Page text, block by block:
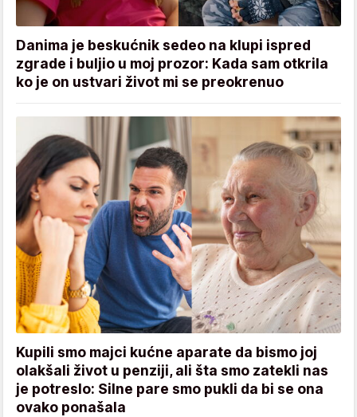
Danima je beskućnik sedeo na klupi ispred
zgrade i buljio u moj prozor: Kada sam otkrila
ko je on ustvari život mi se preokrenuo
Kupili smo majci kućne aparate da bismo joj
olakšali život u penziji, ali šta smo zatekli nas
je potreslo: Silne pare smo pukli da bi se ona
ovako ponašala